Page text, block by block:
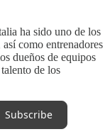
ha sido uno de los
como entrenadores
dueños de equipos
de los
Subscribe